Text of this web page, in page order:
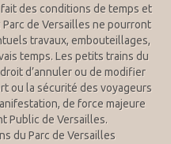
des conditions de temps et
de Versailles ne pourront
travaux, embouteillages,
temps. Les petits trains du
d’annuler ou de modifier
ou la sécurité des voyageurs
de force majeure
Public de Versailles.
du Parc de Versailles